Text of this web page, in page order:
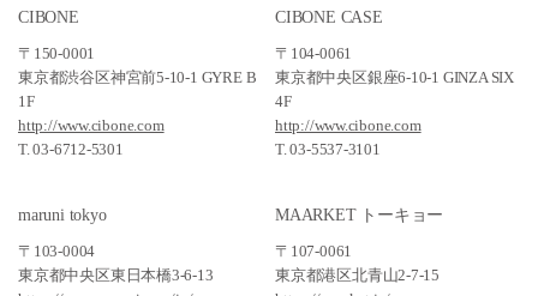
CIBONE
〒150-0001
東京都渋谷区神宮前5-10-1 GYRE B
1F
http://www.cibone.com
T. 03-6712-5301
CIBONE CASE
〒104-0061
東京都中央区銀座6-10-1 GINZA SIX
4F
http://www.cibone.com
T. 03-5537-3101
maruni tokyo
〒103-0004
東京都中央区東日本橋3-6-13
MAARKET トーキョー
〒107-0061
東京都港区北青山2-7-15